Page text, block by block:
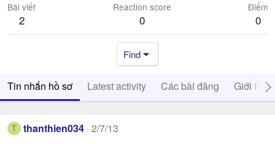
Bài viết
2
Reaction score
0
Điểm
0
Find
Tin nhắn hồ sơ Latest activity Các bài đăng Giới thiệu
T thanthien034 2/7/13